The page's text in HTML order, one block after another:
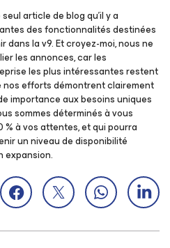
article de blog qu’il y a
des fonctionnalités destinées
la v9. Et croyez-moi, nous ne
les annonces, car les
les plus intéressantes restent
nos efforts démontrent clairement
importance aux besoins uniques
sommes déterminés à vous
à vos attentes, et qui pourra
un niveau de disponibilité
expansion.